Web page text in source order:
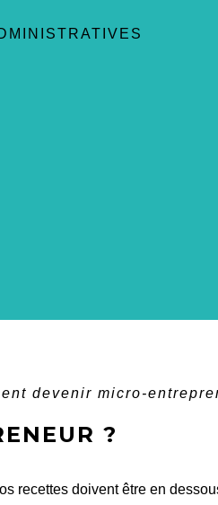
devenir micro-
?
recettes doivent être en